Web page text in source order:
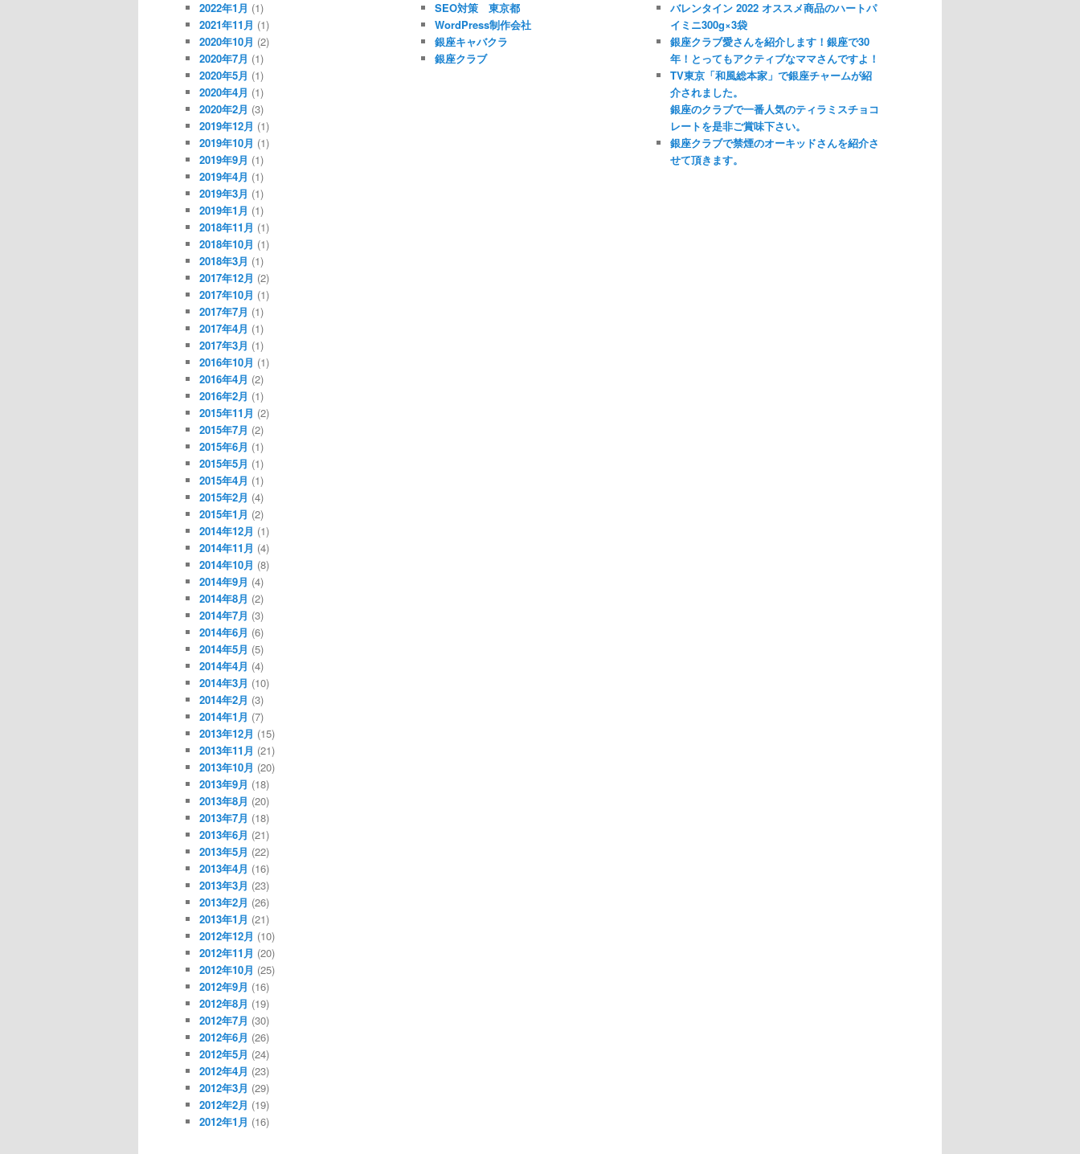
2022年1月 (1)
2021年11月 (1)
2020年10月 (2)
2020年7月 (1)
2020年5月 (1)
2020年4月 (1)
2020年2月 (3)
2019年12月 (1)
2019年10月 (1)
2019年9月 (1)
2019年4月 (1)
2019年3月 (1)
2019年1月 (1)
2018年11月 (1)
2018年10月 (1)
2018年3月 (1)
2017年12月 (2)
2017年10月 (1)
2017年7月 (1)
2017年4月 (1)
2017年3月 (1)
2016年10月 (1)
2016年4月 (2)
2016年2月 (1)
2015年11月 (2)
2015年7月 (2)
2015年6月 (1)
2015年5月 (1)
2015年4月 (1)
2015年2月 (4)
2015年1月 (2)
2014年12月 (1)
2014年11月 (4)
2014年10月 (8)
2014年9月 (4)
2014年8月 (2)
2014年7月 (3)
2014年6月 (6)
2014年5月 (5)
2014年4月 (4)
2014年3月 (10)
2014年2月 (3)
2014年1月 (7)
2013年12月 (15)
2013年11月 (21)
2013年10月 (20)
2013年9月 (18)
2013年8月 (20)
2013年7月 (18)
2013年6月 (21)
2013年5月 (22)
2013年4月 (16)
2013年3月 (23)
2013年2月 (26)
2013年1月 (21)
2012年12月 (10)
2012年11月 (20)
2012年10月 (25)
2012年9月 (16)
2012年8月 (19)
2012年7月 (30)
2012年6月 (26)
2012年5月 (24)
2012年4月 (23)
2012年3月 (29)
2012年2月 (19)
2012年1月 (16)
SEO対策 東京都
WordPress制作会社
銀座キャバクラ
銀座クラブ
バレンタイン 2022 オススメ商品のハートパ
イミニ300g×3袋
銀座クラブ愛さんを紹介します！銀座で30
年！とってもアクティブなママさんですよ！
TV東京「和風総本家」で銀座チャームが紹
介されました。
銀座のクラブで一番人気のティラミスチョコ
レートを是非ご賞味下さい。
銀座クラブで禁煙のオーキッドさんを紹介さ
せて頂きます。